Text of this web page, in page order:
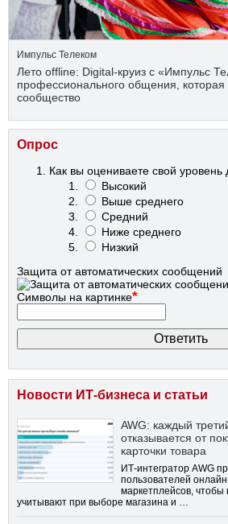
Импульс Телеком
Лето offline: Digital-круиз с «Импульс
профессионального общения,
сообщество
Опрос
Как вы оцениваете свой уровень
Высокий
Выше среднего
Средний
Ниже среднего
Низкий
Защита от автоматических сообщений
Символы на картинке*
Новости ИТ-бизнеса и статьи
AWG: каждый
отказывается от
карточки товара
ИТ-интегратор AWG
пользователей
маркетплейсов, чтобы
учитывают при выборе магазина и …